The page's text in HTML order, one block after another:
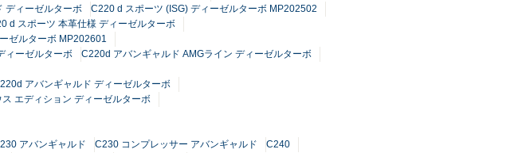
ディーゼルターボ
C220 d スポーツ (ISG) ディーゼルターボ MP202502
d スポーツ 本革仕様 ディーゼルターボ
ゼルターボ MP202601
ィーゼルターボ
C220d アバンギャルド AMGライン ディーゼルターボ
アバンギャルド ディーゼルターボ
エディション ディーゼルターボ
アバンギャルド C230 コンプレッサー アバンギャルド
C240